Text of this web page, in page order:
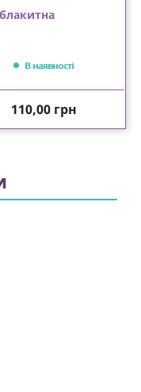
В наявності
Ціна
110,00 грн